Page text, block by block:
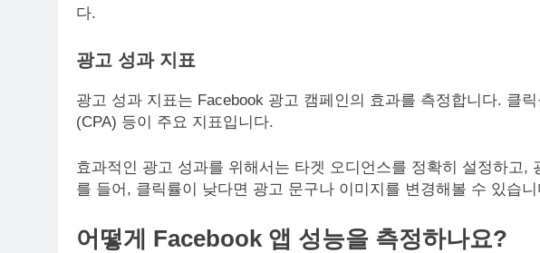
다.
광고 성과 지표
광고 성과 지표는 Facebook 광고 캠페인의 효과를 측정합니다. 클
(CPA) 등이 주요 지표입니다.
효과적인 광고 성과를 위해서는 타겟 오디언스를 정확히 설정하고,
를 들어, 클릭률이 낮다면 광고 문구나 이미지를 변경해볼 수 있습니
어떻게 Facebook 앱 성능을 측정하나요?